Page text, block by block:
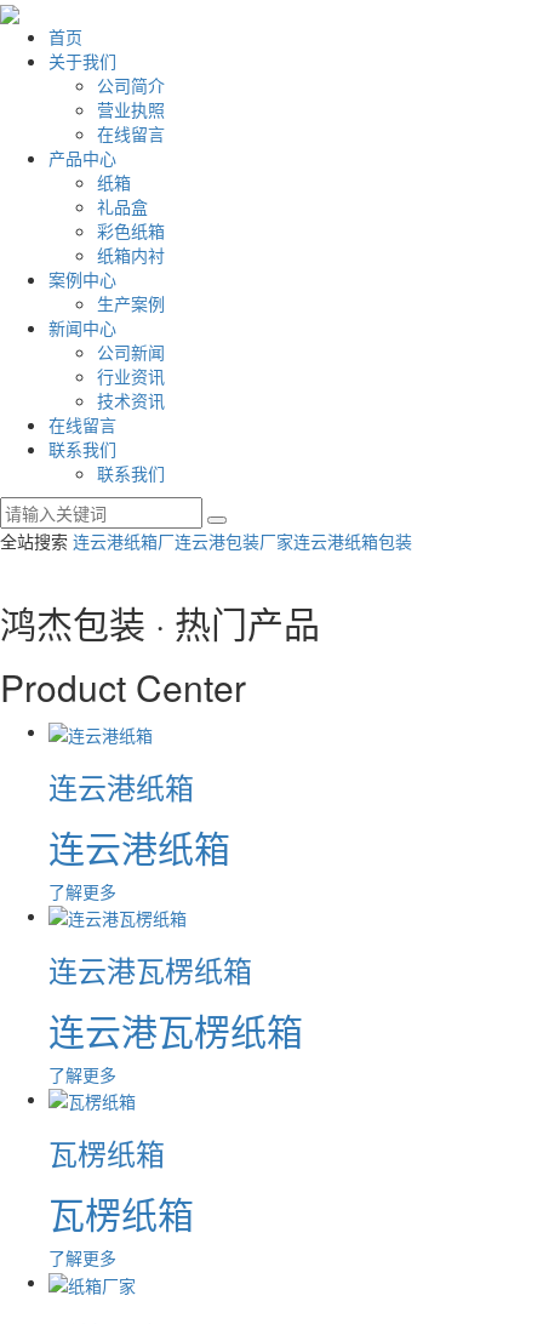
首页
关于我们
公司简介
营业执照
在线留言
产品中心
纸箱
礼品盒
彩色纸箱
纸箱内衬
案例中心
生产案例
新闻中心
公司新闻
行业资讯
技术资讯
在线留言
联系我们
联系我们
全站搜索 连云港纸箱厂连云港包装厂家连云港纸箱包装
鸿杰包装 · 热门产品
Product Center
连云港纸箱
连云港纸箱
了解更多
连云港瓦楞纸箱
连云港瓦楞纸箱
了解更多
瓦楞纸箱
瓦楞纸箱
了解更多